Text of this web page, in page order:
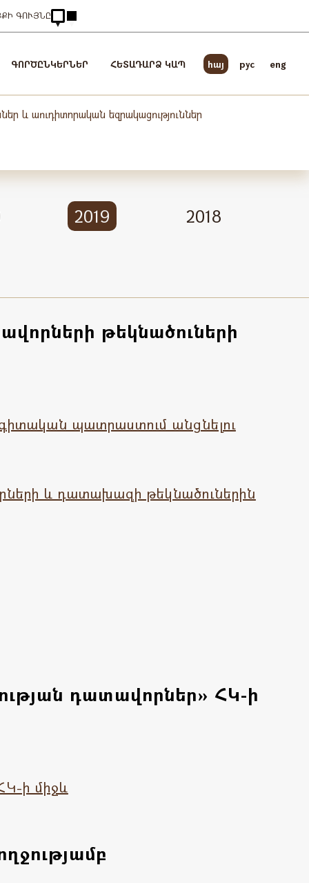
ԳՈՒՅՆԸ
ԳՈՐԾԸՆԿԵՐՆԵՐ ՀԵՏԱԴԱՐՁ ԿԱՊ հայ pyc eng
և աուդիտորական եզրակացություններ
2019
2018
թեկնածուների
պատրաստում անցնելու
և դատախազի թեկնածուներին
դատավորներ» ՀԿ-ի
ի միջև